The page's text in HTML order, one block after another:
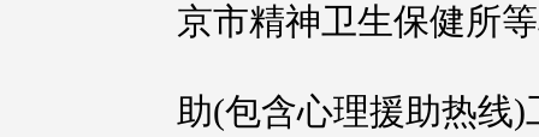
京市精神卫生保健所
助(包含心理援助热线